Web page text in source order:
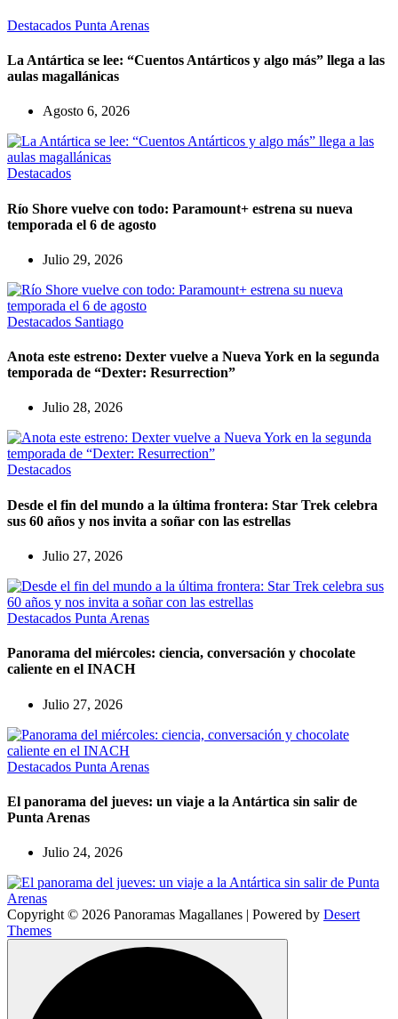
Destacados Punta Arenas
La Antártica se lee: “Cuentos Antárticos y algo más” llega a las
aulas magallánicas
Agosto 6, 2026
Destacados
Río Shore vuelve con todo: Paramount+ estrena su nueva
temporada el 6 de agosto
Julio 29, 2026
Destacados Santiago
Anota este estreno: Dexter vuelve a Nueva York en la segunda
temporada de “Dexter: Resurrection”
Julio 28, 2026
Destacados
Desde el fin del mundo a la última frontera: Star Trek celebra
sus 60 años y nos invita a soñar con las estrellas
Julio 27, 2026
Destacados Punta Arenas
Panorama del miércoles: ciencia, conversación y chocolate
caliente en el INACH
Julio 27, 2026
Destacados Punta Arenas
El panorama del jueves: un viaje a la Antártica sin salir de
Punta Arenas
Julio 24, 2026
Copyright © 2026 Panoramas Magallanes | Powered by Desert
Themes